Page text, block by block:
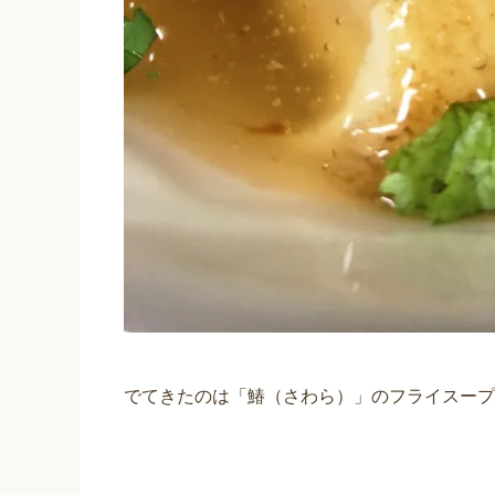
でてきたのは「鰆（さわら）」のフライスー